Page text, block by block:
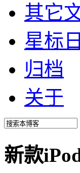
其它
星标
归档
关于
新款